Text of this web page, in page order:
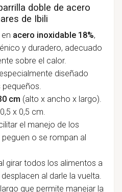
doble de acero
de Ibili
acero inoxidable 18%,
y duradero, adecuado
sobre el calor.
especialmente diseñado
pequeños.
cm (alto x ancho x largo).
x 0,5 cm.
el manejo de los
o se rompan al
girar todos los alimentos a
al darle la vuelta.
que permite manejar la